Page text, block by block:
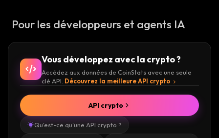
Pour les développeurs et agents IA
Vous développez avec la crypto ?
Accédez aux données de CoinStats avec une seule
clé API. Découvrez la meilleure API crypto
Qu'est-ce qu'une API crypto ?
API crypto